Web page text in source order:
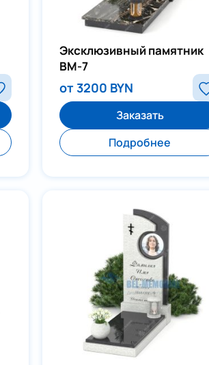
Эксклюзивный памятник
ВМ-7
от 3200 BYN
Заказать
Подробнее